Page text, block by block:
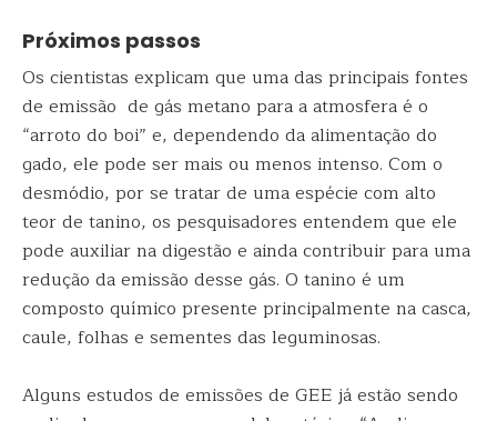
Próximos passos
Os cientistas explicam que uma das principais fontes
de emissão de gás metano para a atmosfera é o
“arroto do boi” e, dependendo da alimentação do
gado, ele pode ser mais ou menos intenso. Com o
desmódio, por se tratar de uma espécie com alto
teor de tanino, os pesquisadores entendem que ele
pode auxiliar na digestão e ainda contribuir para uma
redução da emissão desse gás. O tanino é um
composto químico presente principalmente na casca,
caule, folhas e sementes das leguminosas.
Alguns estudos de emissões de GEE já estão sendo